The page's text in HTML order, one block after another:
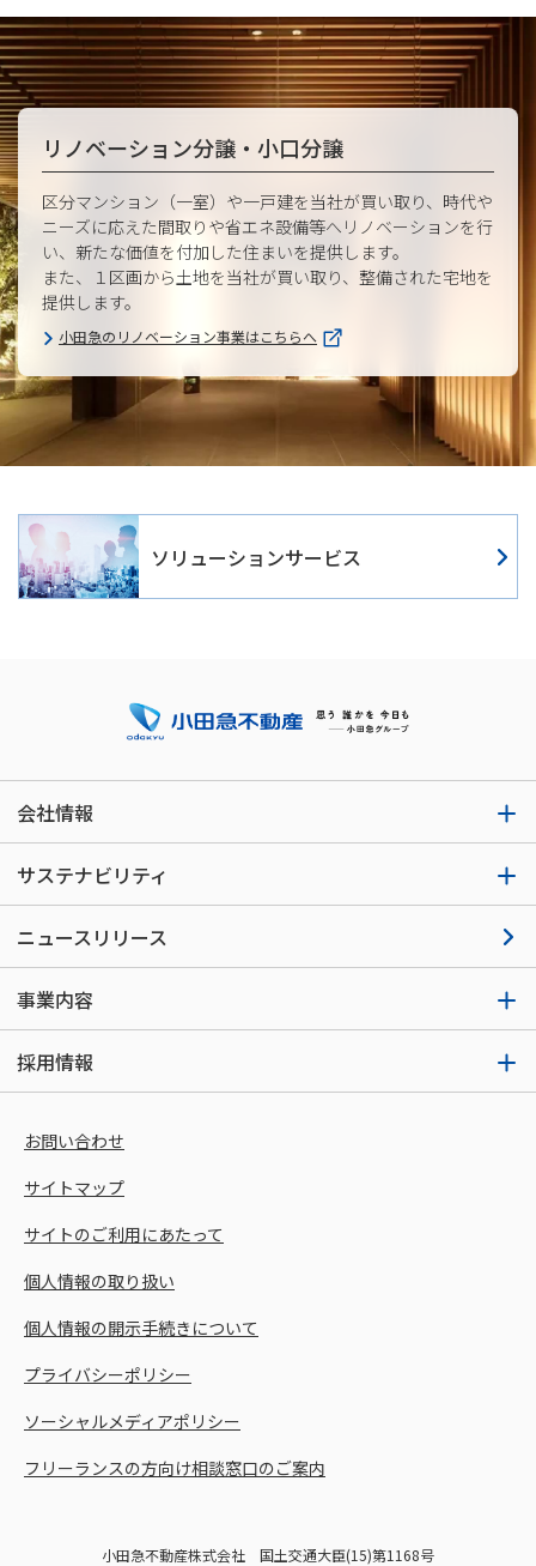
リノベーション分譲・小口分譲
区分マンション（一室）や一戸建を当社が買い取り、時代や
ニーズに応えた間取りや省エネ設備等へリノベーションを行
い、新たな価値を付加した住まいを提供します。
また、１区画から土地を当社が買い取り、整備された宅地を
提供します。
小田急のリノベーション事業はこちらへ
ソリューションサービス
会社情報
サステナビリティ
ニュースリリース
事業内容
採用情報
お問い合わせ
サイトマップ
サイトのご利用にあたって
個人情報の取り扱い
個人情報の開示手続きについて
プライバシーポリシー
ソーシャルメディアポリシー
フリーランスの方向け相談窓口のご案内
小田急不動産株式会社 国土交通大臣(15)第1168号